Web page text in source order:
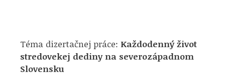
Téma dizertačnej práce: Každodenný život
stredovekej dediny na severozápadnom
Slovensku